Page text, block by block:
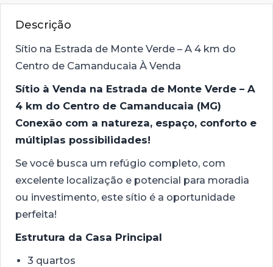
Descrição
Sítio na Estrada de Monte Verde – A 4 km do
Centro de Camanducaia À Venda
Sítio à Venda na Estrada de Monte Verde – A
4 km do Centro de Camanducaia (MG)
Conexão com a natureza, espaço, conforto e
múltiplas possibilidades!
Se você busca um refúgio completo, com
excelente localização e potencial para moradia
ou investimento, este sítio é a oportunidade
perfeita!
Estrutura da Casa Principal
3 quartos